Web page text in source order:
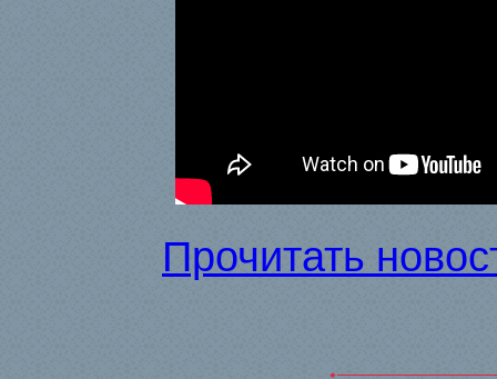
Прочитать